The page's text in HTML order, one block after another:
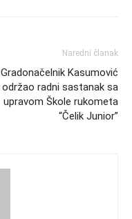
Naredni članak
Gradonačelnik Kasumović
održao radni sastanak sa
upravom Škole rukometa
“Čelik Junior”